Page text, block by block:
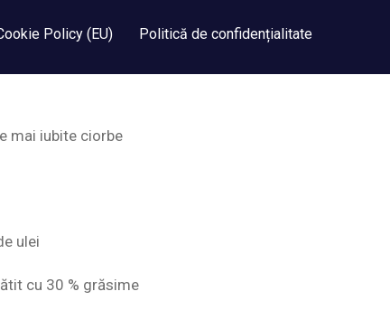
Policy (EU) Politică de confidențialitate
mai iubite ciorbe
ulei
cu 30 % grăsime